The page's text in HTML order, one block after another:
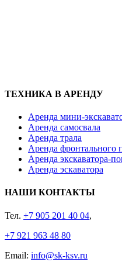
ТЕХНИКА В АРЕНДУ
Аренда мини-
Аренда самосвала
Аренда трала
Аренда фронтального
Аренда экскаватора-
Аренда эскаватора
НАШИ КОНТАКТЫ
Тел. +7 905 201 40 04,
+7 921 963 48 80
Email: info@sk-ksv.ru